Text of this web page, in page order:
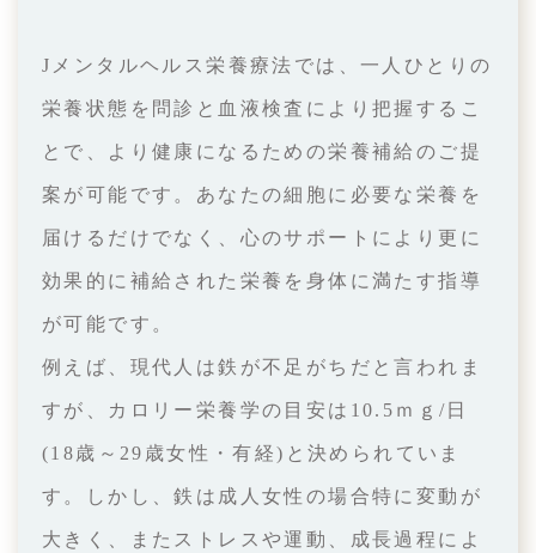
Jメンタルヘルス栄養療法では、一人ひとりの
栄養状態を問診と血液検査により把握するこ
とで、より健康になるための栄養補給のご提
案が可能です。あなたの細胞に必要な栄養を
届けるだけでなく、心のサポートにより更に
効果的に補給された栄養を身体に満たす指導
が可能です。
例えば、現代人は鉄が不足がちだと言われま
すが、カロリー栄養学の目安は10.5ｍｇ/日
(18歳～29歳女性・有経)と決められていま
す。しかし、鉄は成人女性の場合特に変動が
大きく、またストレスや運動、成長過程によ